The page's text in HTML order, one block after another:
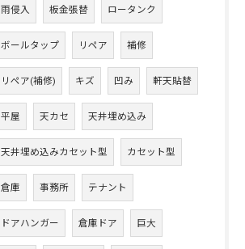
雨侵入 板金張替 ロータンク
ボールタップ リペア 補修
リペア(補修) キズ 凹み 軒天貼替
平屋 天カセ 天井埋め込み
天井埋め込みカセット型 カセット型
倉庫 事務所 テナント
ドアハンガー 倉庫ドア 巨大